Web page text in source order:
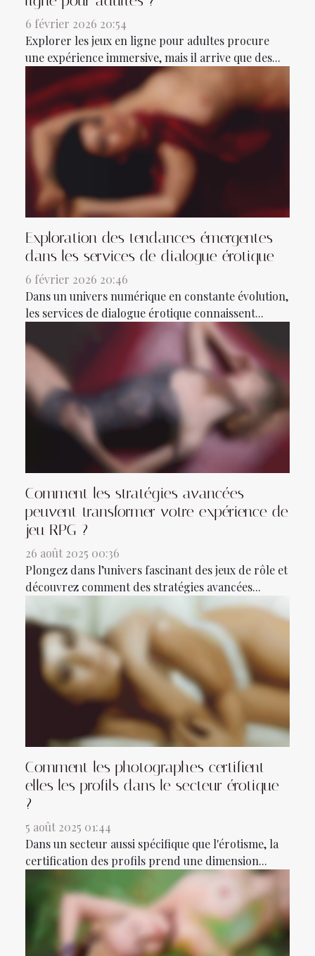
6 février 2026 20:54
Explorer les jeux en ligne pour adultes procure
une expérience immersive, mais il arrive que des...
Exploration des tendances émergentes
dans les services de dialogue érotique
6 février 2026 20:46
Dans un univers numérique en constante évolution,
les services de dialogue érotique connaissent...
Comment les stratégies avancées
peuvent transformer votre expérience de
jeu RPG ?
26 août 2025 00:36
Plongez dans l’univers fascinant des jeux de rôle et
découvrez comment des stratégies avancées...
Comment les photographes certifient-
elles les profils dans le secteur érotique
?
5 août 2025 01:44
Dans un secteur aussi spécifique que l'érotisme, la
certification des profils prend une dimension...